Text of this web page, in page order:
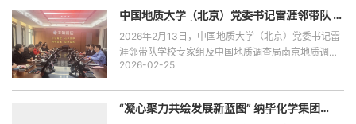
深化产业合作、优化营商环境等事宜深入交流、凝聚
共识。
中国地质大学（北京）党委书记雷涯邻带队 到
2026年2月13日，中国地质大学（北京）党委书记雷
涯邻带队学校专家组及中国地质调查局南京地质调查
中心（华东地质科技创新中心）纪委书记张军军到访
硝酸加压浸出新技术的推广应用，以及红土镍矿全产
业链及全球供应链情况。
2026-02-25
“凝心聚力共绘发展新蓝图” 纳毕化学集团